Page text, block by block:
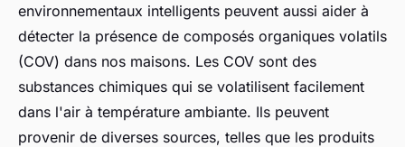
environnementaux intelligents peuvent aussi aider à
détecter la présence de composés organiques volatils
(COV) dans nos maisons. Les COV sont des
substances chimiques qui se volatilisent facilement
dans l'air à température ambiante. Ils peuvent
provenir de diverses sources, telles que les produits